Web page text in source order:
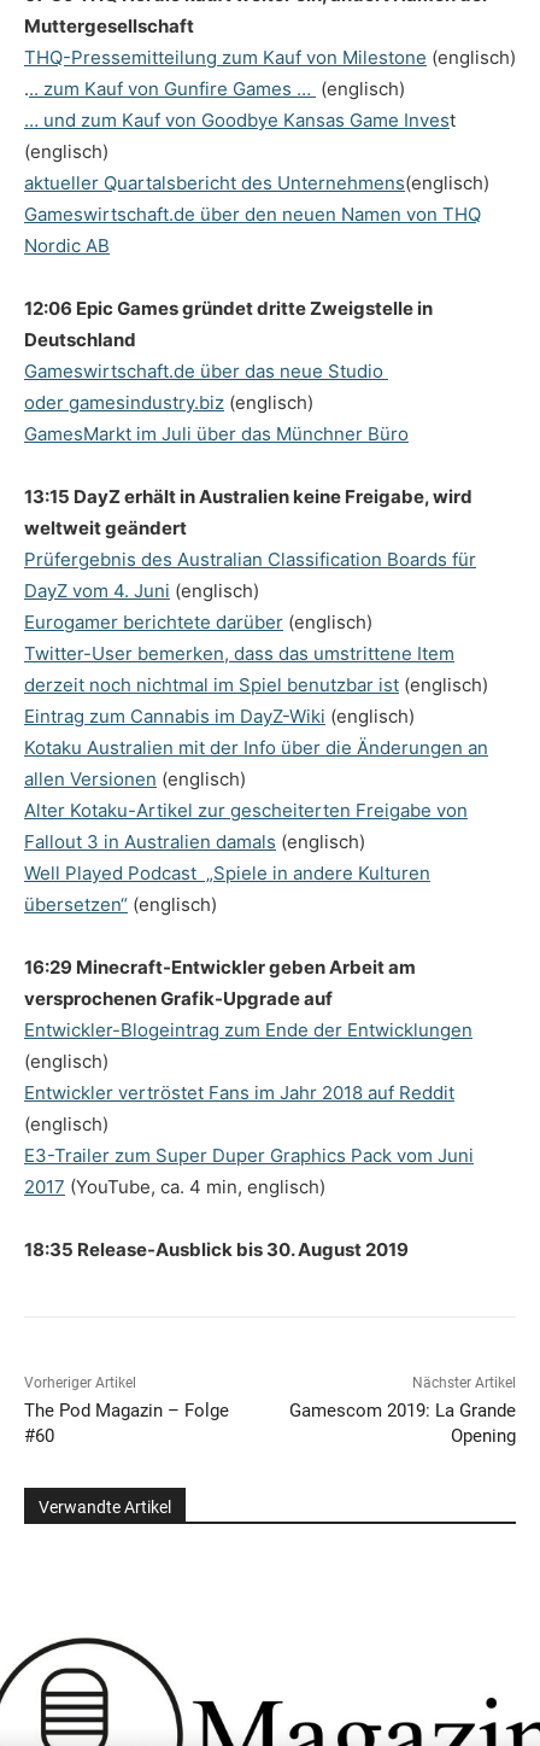
Muttergesellschaft
THQ-Pressemitteilung zum Kauf von Milestone (englisch)
... zum Kauf von Gunfire Games … (englisch)
… und zum Kauf von Goodbye Kansas Game Invest
(englisch)
aktueller Quartalsbericht des Unternehmens(englisch)
Gameswirtschaft.de über den neuen Namen von THQ
Nordic AB
12:06 Epic Games gründet dritte Zweigstelle in
Deutschland
Gameswirtschaft.de über das neue Studio
oder gamesindustry.biz (englisch)
GamesMarkt im Juli über das Münchner Büro
13:15 DayZ erhält in Australien keine Freigabe, wird
weltweit geändert
Prüfergebnis des Australian Classification Boards für
DayZ vom 4. Juni (englisch)
Eurogamer berichtete darüber (englisch)
Twitter-User bemerken, dass das umstrittene Item
derzeit noch nichtmal im Spiel benutzbar ist (englisch)
Eintrag zum Cannabis im DayZ-Wiki (englisch)
Kotaku Australien mit der Info über die Änderungen an
allen Versionen (englisch)
Alter Kotaku-Artikel zur gescheiterten Freigabe von
Fallout 3 in Australien damals (englisch)
Well Played Podcast „Spiele in andere Kulturen
übersetzen“ (englisch)
16:29 Minecraft-Entwickler geben Arbeit am
versprochenen Grafik-Upgrade auf
Entwickler-Blogeintrag zum Ende der Entwicklungen
(englisch)
Entwickler vertröstet Fans im Jahr 2018 auf Reddit
(englisch)
E3-Trailer zum Super Duper Graphics Pack vom Juni
2017 (YouTube, ca. 4 min, englisch)
18:35 Release-Ausblick bis 30. August 2019
Vorheriger Artikel
The Pod Magazin – Folge
#60
Nächster Artikel
Gamescom 2019: La Grande
Opening
Verwandte Artikel